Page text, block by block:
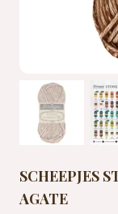
SCHEEPJES
AGATE